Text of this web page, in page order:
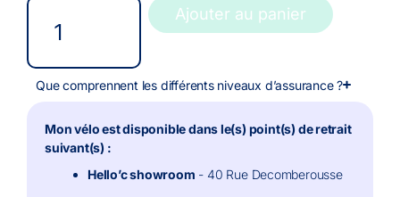
Ajouter au panier
Que comprennent les différents niveaux d’assurance ?
Mon vélo est disponible dans le(s) point(s) de retrait
suivant(s) :
Hello’c showroom - 40 Rue Decomberousse